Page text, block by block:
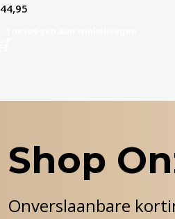
44,95
Shop
Onverslaanbare